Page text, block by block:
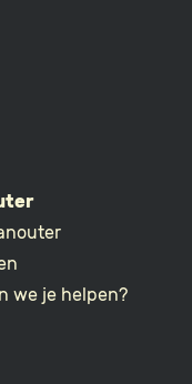
we je helpen?